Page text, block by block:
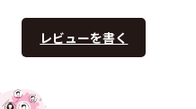
レビューを書く